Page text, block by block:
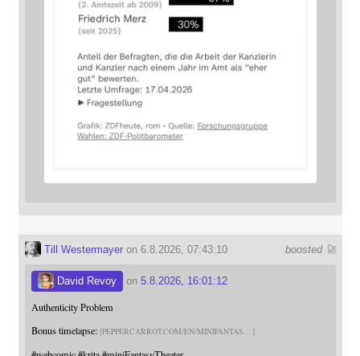
boosted 🚀
Till Westermayeron 6.8.2026, 07:43:10
David Revoy on 5.8.2026, 16:01:12
Authenticity Problem
Bonus timelapse: PEPPERCARROT.COM/EN/MINIFANTAS